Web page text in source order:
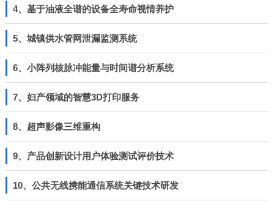
4、基于油液全谱的设备全寿命视情养护
5、城镇供水管网泄漏监测系统
6、小阵列核脉冲能量与时间谱分析系统
7、妇产领域的智慧3D打印服务
8、超声影像三维重构
9、产品创新设计用户体验测试评价技术
10、公共无线携能通信系统关键技术研发